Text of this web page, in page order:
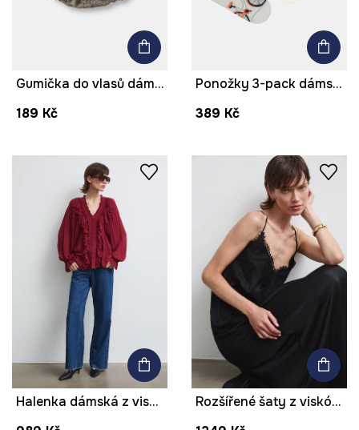
Gumička do vlasů dámská
189 Kč
Ponožky 3-pack dámské s bavlnou se zvířecím vzorem
389 Kč
Halenka dámská z viskózy s volánem
Rozšířené šaty z viskózy s krajkou